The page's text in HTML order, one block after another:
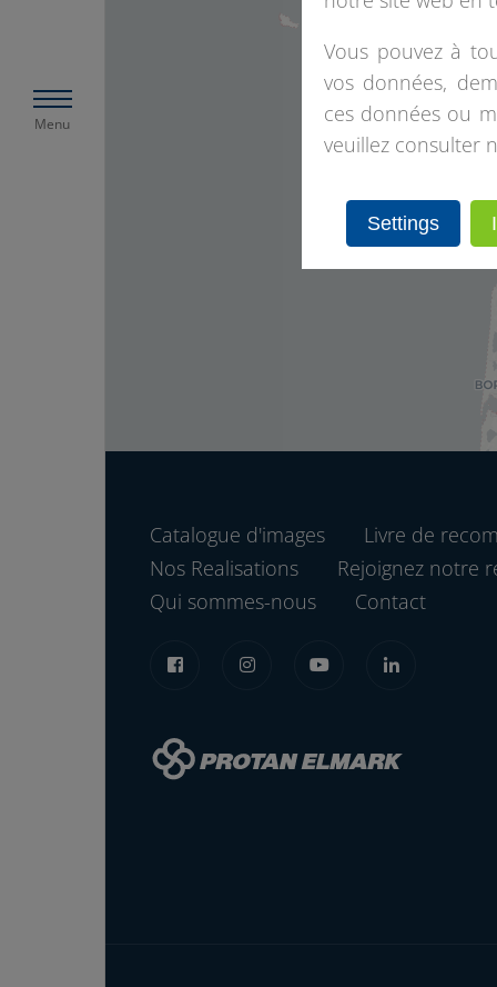
Menu
Catalogue d'images Livre de
Nos Realisations
Rejoignez notre
Qui sommes-nous
Contact
Vous pouvez à
vos données,
ces données ou
veuillez consulter
Settings